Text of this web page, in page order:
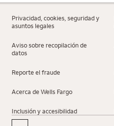
Privacidad, cookies, seguridad y
asuntos legales
Aviso sobre recopilación de
datos
Reporte el fraude
Acerca de Wells Fargo
Inclusión y accesibilidad